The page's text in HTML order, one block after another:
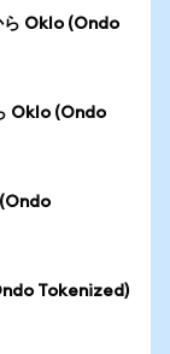
Oklo (Ondo
Oklo (Ondo
Tokenized)